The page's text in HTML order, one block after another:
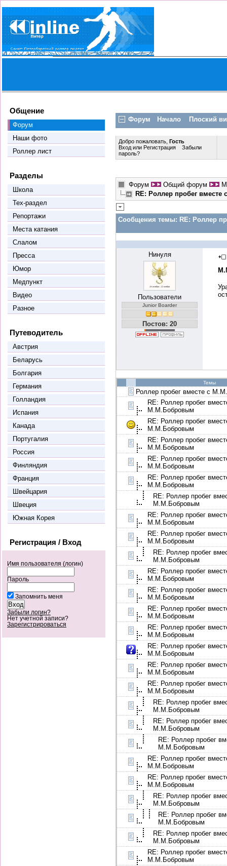
Общение
Форум
Наши фото
Роллер лист
Разделы
Школа
Тех-раздел
Репортажи
Места катания
Слалом
Пресса
Юмор
Медпункт
Видео
Разное
Путеводитель
Австрия
Беларусь
Болгария
Германия
Голландия
Испания
Канада
Португалия
Россия
Финляндия
Франция
Швейцария
Швеция
Южная Корея
Регистрация / Вход
Имя пользователя (логин)
Пароль
Запомнить меня
Забыли логин?
Нет учетной записи?
Зарегистрироваться
Форум Начало Плоский
Добро пожаловать,Гость
Входили Регистрация
Забыли
пароль?
Форум Общий форум
RE: Роллер пробег
Сообщения темы: RE: Роллер
Нинуля
Пользователи
Junior Boarder
Постов: 20
Темы
Роллер пробег вместе с
RE: Роллер пробег
М.М.Бобровым
RE: Роллер пробег
М.М.Бобровым
RE: Роллер пробег
М.М.Бобровым
RE: Роллер пробег
М.М.Бобровым
RE: Роллер пробег
М.М.Бобровым
RE: Роллер пробег
М.М.Бобровым
RE: Роллер пробег
М.М.Бобровым
RE: Роллер пробег
М.М.Бобровым
RE: Роллер пробег
М.М.Бобровым
RE: Роллер пробег
М.М.Бобровым
RE: Роллер пробег
М.М.Бобровым
RE: Роллер пробег
М.М.Бобровым
RE: Роллер пробег
М.М.Бобровым
RE: Роллер пробег
М.М.Бобровым
RE: Роллер пробег
М.М.Бобровым
RE: Роллер пробег
М.М.Бобровым
RE: Роллер пробег
М.М.Бобровым
RE: Роллер пробег
М.М.Бобровым
RE: Роллер пробег
М.М.Бобровым
RE: Роллер пробег
М.М.Бобровым
RE: Роллер пробег
М.М.Бобровым
RE: Роллер пробег
М.М.Бобровым
RE: Роллер пробег
М.М.Бобровым
RE: Роллер пробег
М.М.Бобровым
RE: Роллер пробег
М.М.Бобровым